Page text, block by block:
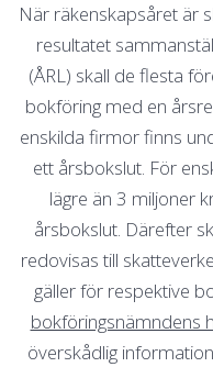
När räkenskapsåret är
resultatet
(ÅRL) skall de flesta
bokföring med en
enskilda firmor finns
ett årsbokslut. För
lägre än 3 miljoner
årsbokslut. Därefter
redovisas till
gäller för respektive
bokföringsnämndens
överskådlig